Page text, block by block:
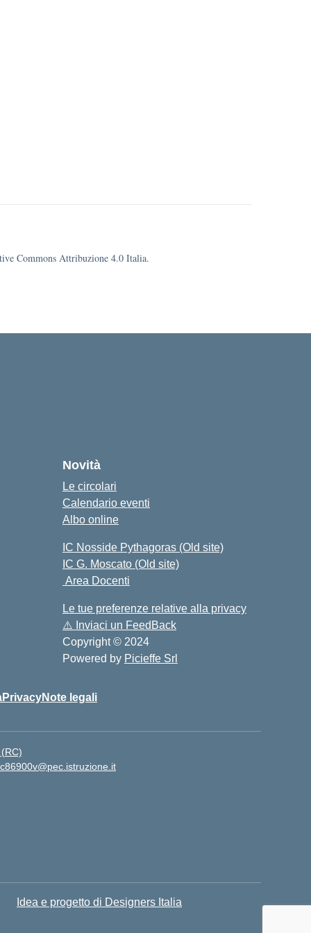
Commons Attribuzione 4.0 Italia.
Novità
Le circolari
Calendario eventi
Albo online
IC Nosside Pythagoras (Old site)
IC G. Moscato (Old site)
Area Docenti
Le tue preferenze relative alla privacy
⚠️ Inviaci un FeedBack
Copyright © 2024
Powered by Picieffe Srl
PrivacyNote legali
Idea e progetto di Designers Italia